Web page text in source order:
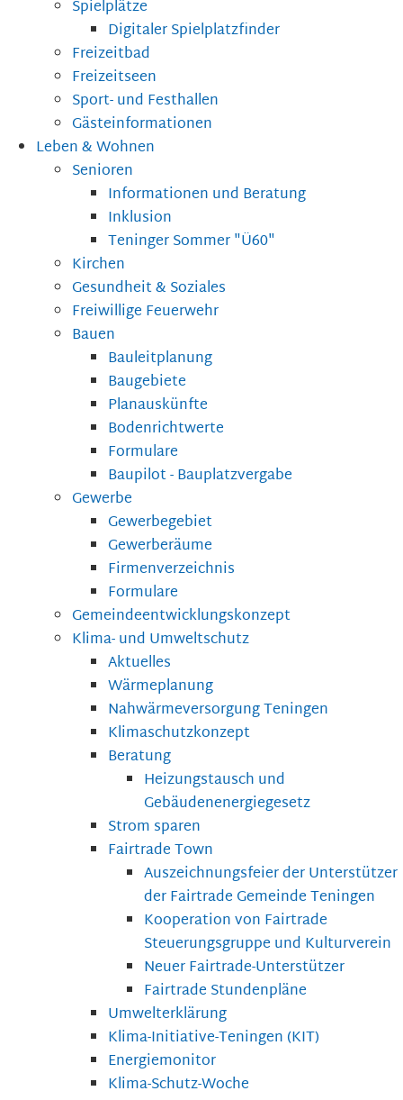
Spielplätze
Digitaler Spielplatzfinder
Freizeitbad
Freizeitseen
Sport- und Festhallen
Gästeinformationen
Leben & Wohnen
Senioren
Informationen und Beratung
Inklusion
Teninger Sommer "Ü60"
Kirchen
Gesundheit & Soziales
Freiwillige Feuerwehr
Bauen
Bauleitplanung
Baugebiete
Planauskünfte
Bodenrichtwerte
Formulare
Baupilot - Bauplatzvergabe
Gewerbe
Gewerbegebiet
Gewerberäume
Firmenverzeichnis
Formulare
Gemeindeentwicklungskonzept
Klima- und Umweltschutz
Aktuelles
Wärmeplanung
Nahwärmeversorgung Teningen
Klimaschutzkonzept
Beratung
Heizungstausch und
Gebäudenenergiegesetz
Strom sparen
Fairtrade Town
Auszeichnungsfeier der Unterstützer
der Fairtrade Gemeinde Teningen
Kooperation von Fairtrade
Steuerungsgruppe und Kulturverein
Neuer Fairtrade-Unterstützer
Fairtrade Stundenpläne
Umwelterklärung
Klima-Initiative-Teningen (KIT)
Energiemonitor
Klima-Schutz-Woche